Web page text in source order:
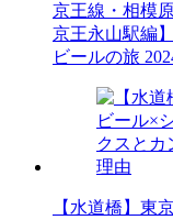
京王線・相模
京王永山駅編
ビールの旅
【水道橋】東